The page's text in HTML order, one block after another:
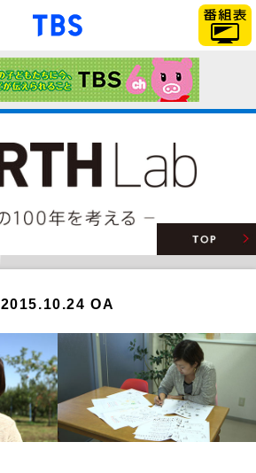
「TBSテレビ」トップ
2015.10.24 OA